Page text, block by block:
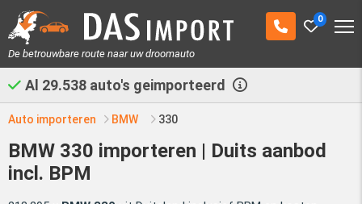
0
De betrouwbare route naar uw droomauto
Al 29.538 auto's geimporteerd
Auto importeren BMW 330
BMW 330 importeren | Duits aanbod
incl. BPM